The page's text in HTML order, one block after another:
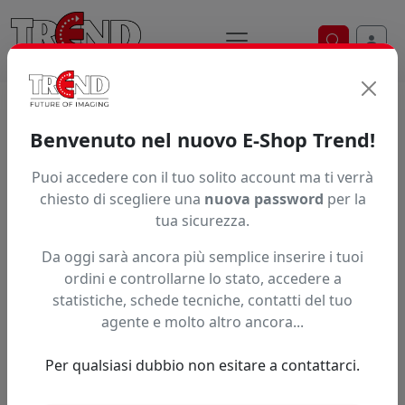
Ricerca
Trend S.r.l.
stampa digitale dal 1997
Benvenuto nel nuovo E-Shop Trend!
Puoi accedere con il tuo solito account ma ti verrà
chiesto di scegliere una nuova password per la
tua sicurezza.
Da oggi sarà ancora più semplice inserire i tuoi
ordini e controllarne lo stato, accedere a
statistiche, schede tecniche, contatti del tuo
agente e molto altro ancora...
Per qualsiasi dubbio non esitare a contattarci.